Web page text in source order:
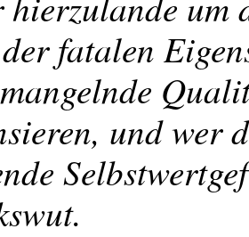
fatalen
und wer